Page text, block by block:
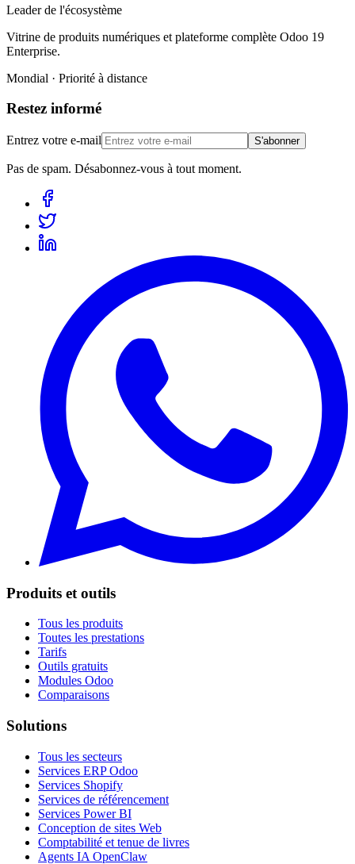
Leader de l'écosystème
Vitrine de produits numériques et plateforme complète Odoo 19
Enterprise.
Mondial · Priorité à distance
Restez informé
Entrez votre e-mail S'abonner
Pas de spam. Désabonnez-vous à tout moment.
Produits et outils
Tous les produits
Toutes les prestations
Tarifs
Outils gratuits
Modules Odoo
Comparaisons
Solutions
Tous les secteurs
Services ERP Odoo
Services Shopify
Services de référencement
Services Power BI
Conception de sites Web
Comptabilité et tenue de livres
Agents IA OpenClaw